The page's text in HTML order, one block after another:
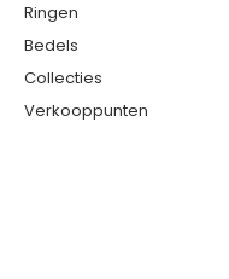
Ringen
Bedels
Collecties
Verkooppunten